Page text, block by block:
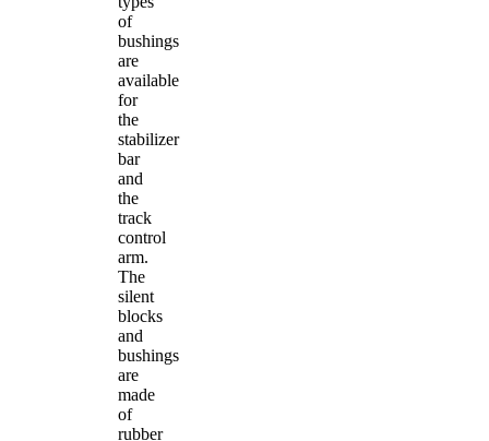
of
bushings
are
available
for
the
stabilizer
bar
and
the
track
control
arm.
The
silent
blocks
and
bushings
are
made
of
rubber